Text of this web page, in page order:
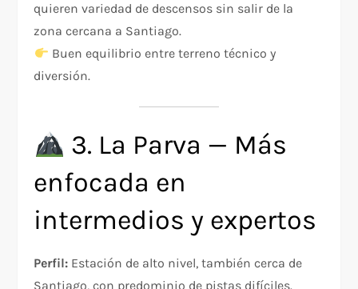
quieren variedad de descensos sin salir de la
zona cercana a Santiago.
Buen equilibrio entre terreno técnico y
diversión.
3. La Parva — Más
enfocada en
intermedios y expertos
Perfil: Estación de alto nivel, también cerca de
Santiago, con predominio de pistas difíciles.